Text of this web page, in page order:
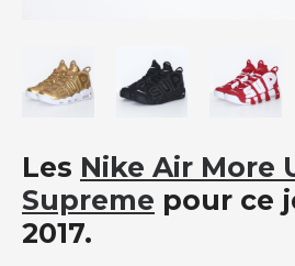
Les Nike Air More
Supreme pour ce
2017.